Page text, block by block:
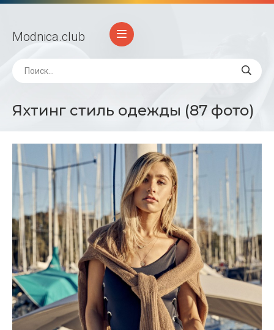
Modnica.club
Яхтинг стиль одежды (87 фото)